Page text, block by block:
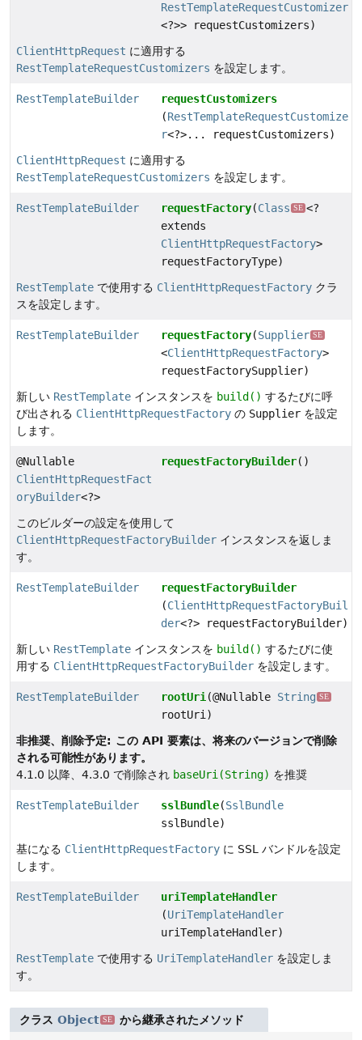
RestTemplateRequestCustomizer
<?>> requestCustomizers)
ClientHttpRequest に適用する
RestTemplateRequestCustomizers を設定します。
RestTemplateBuilder
requestCustomizers
(RestTemplateRequestCustomize
r<?>... requestCustomizers)
ClientHttpRequest に適用する
RestTemplateRequestCustomizers を設定します。
RestTemplateBuilder requestFactory(Class SE <?
extends
ClientHttpRequestFactory>
requestFactoryType)
RestTemplate で使用する ClientHttpRequestFactory クラ
スを設定します。
RestTemplateBuilder requestFactory(Supplier SE
<ClientHttpRequestFactory>
requestFactorySupplier)
新しい RestTemplate インスタンスを build() するたびに呼
び出される ClientHttpRequestFactory の Supplier を設定
します。
@Nullable
ClientHttpRequestFact
oryBuilder<?>
requestFactoryBuilder()
このビルダーの設定を使用して
ClientHttpRequestFactoryBuilder インスタンスを返しま
す。
RestTemplateBuilder
requestFactoryBuilder
(ClientHttpRequestFactoryBuil
der<?> requestFactoryBuilder)
新しい RestTemplate インスタンスを build() するたびに使
用する ClientHttpRequestFactoryBuilder を設定します。
RestTemplateBuilder rootUri (@Nullable String SE
rootUri)
非推奨、削除予定: この API 要素は、将来のバージョンで削除
される可能性があります。
4.1.0 以降、4.3.0 で削除され baseUri(String) を推奨
RestTemplateBuilder sslBundle(SslBundle
sslBundle)
基になる ClientHttpRequestFactory に SSL バンドルを設定
します。
RestTemplateBuilder
uriTemplateHandler
(UriTemplateHandler
uriTemplateHandler)
RestTemplate で使用する UriTemplateHandler を設定しま
す。
クラス Object SE から継承されたメソッド